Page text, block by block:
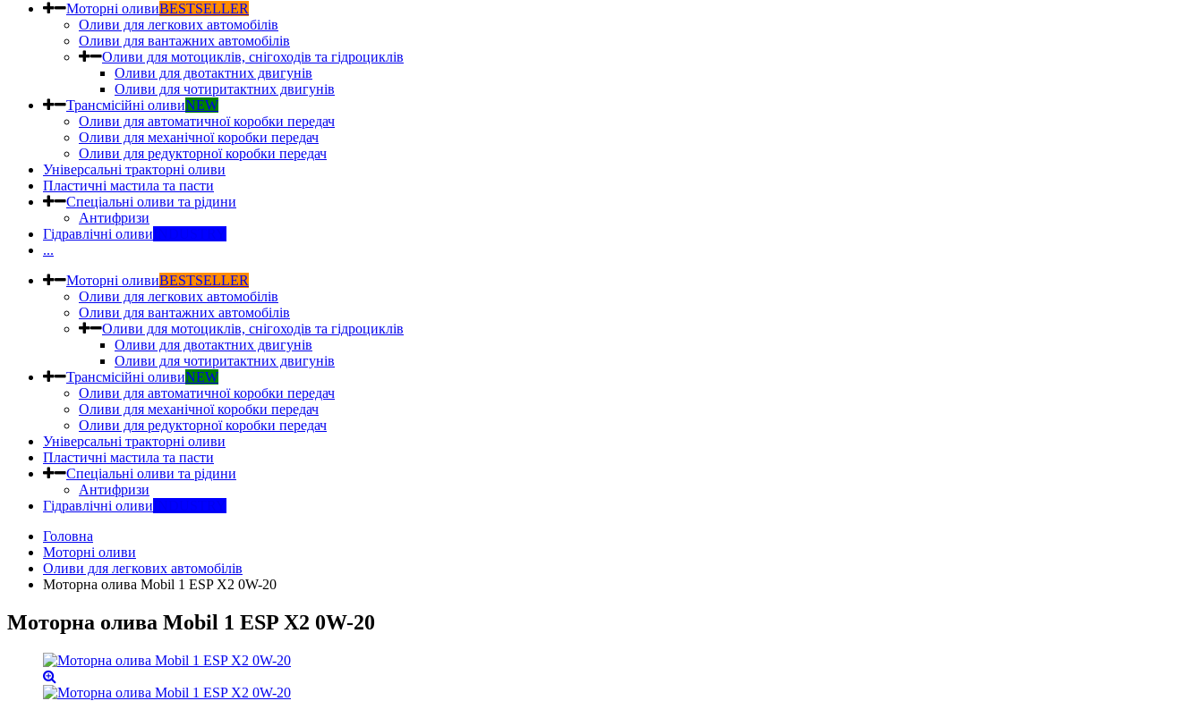
Моторні оливиBESTSELLER
Оливи для легкових автомобілів
Оливи для вантажних автомобілів
Оливи для мотоциклів, снігоходів та гідроциклів
Оливи для двотактних двигунів
Оливи для чотиритактних двигунів
Трансмісійні оливиNEW
Оливи для автоматичної коробки передач
Оливи для механічної коробки передач
Оливи для редукторної коробки передач
Універсальні тракторні оливи
Пластичні мастила та пасти
Спеціальні оливи та рідини
Антифризи
Гідравлічні оливи
...
Моторні оливиBESTSELLER
Оливи для легкових автомобілів
Оливи для вантажних автомобілів
Оливи для мотоциклів, снігоходів та гідроциклів
Оливи для двотактних двигунів
Оливи для чотиритактних двигунів
Трансмісійні оливиNEW
Оливи для автоматичної коробки передач
Оливи для механічної коробки передач
Оливи для редукторної коробки передач
Універсальні тракторні оливи
Пластичні мастила та пасти
Спеціальні оливи та рідини
Антифризи
Гідравлічні оливи
Головна
Моторні оливи
Оливи для легкових автомобілів
Моторна олива Mobil 1 ESP X2 0W-20
Моторна олива Mobil 1 ESP X2 0W-20